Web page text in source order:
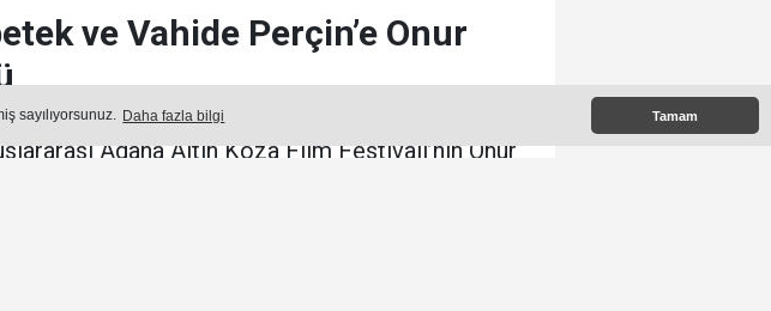
sayılıyorsunuz. Daha fazla bilgi Tamam
ve Vahide Perçin’e Onur
Adana Altın Koza Film Festivali’nin Onur